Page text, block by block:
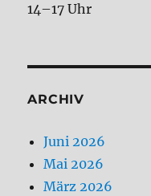
14–17 Uhr
ARCHIV
Juni 2026
Mai 2026
März 2026